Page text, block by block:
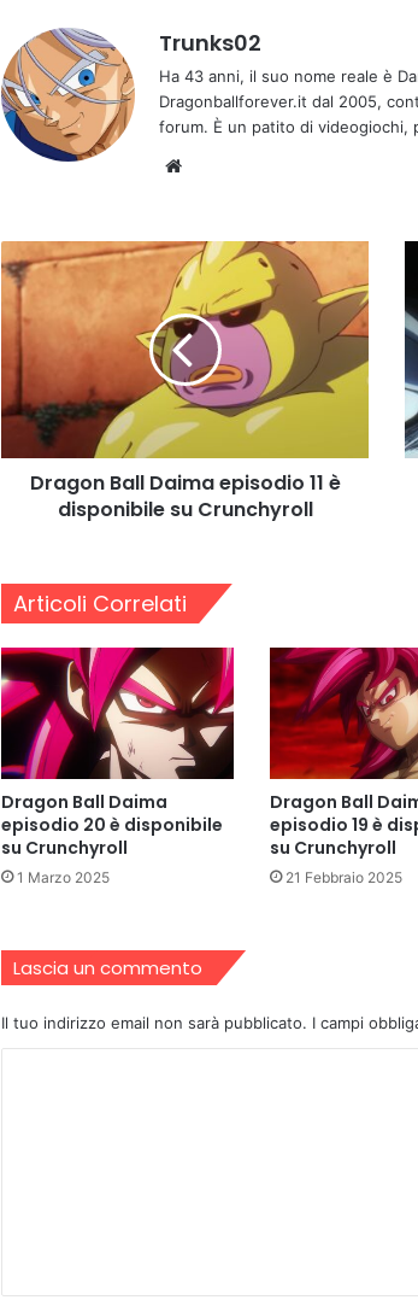
Trunks02
Ha 43 anni, il suo nome reale è
Dragonballforever.it dal 2005,
forum. È un patito di videogiochi,
Dragon
Ball
Daima
episodio
disponibile
Crunchyroll
Dragon Ball Daima episodio 11 è
disponibile su Crunchyroll
è
Articoli Correlati
Dragon Ball Daima
episodio 20 è disponibile
su Crunchyroll
1 Marzo 2025
Dragon Ball
episodio 19 è
su Crunchyroll
21 Febbraio 2025
Lascia un commento
Il tuo indirizzo email non sarà pubblicato. I campi